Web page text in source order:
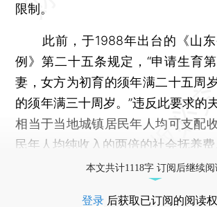
限制。
此前，于1988年出台的《山东
例》第二十五条规定，“申请生育
妻，女方为初育的须年满二十五周
的须年满三十周岁。”违反此要求的
相当于当地城镇居民年人均可支配
民年人均纯收入的两倍的社会抚养费
本文共计1118字 订阅后继续阅
登录 后获取已订阅的阅读